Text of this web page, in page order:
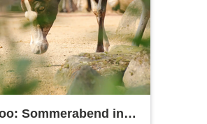
Sommerabend in